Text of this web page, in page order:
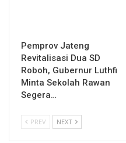
Pemprov Jateng
Revitalisasi Dua SD
Roboh, Gubernur Luthfi
Minta Sekolah Rawan
Segera…
PREV NEXT